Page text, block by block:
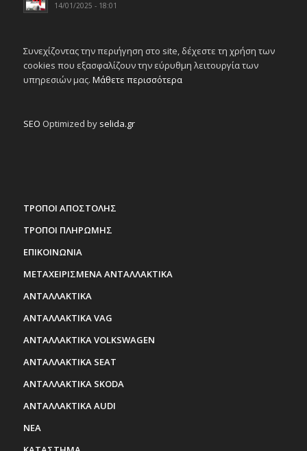
14/01/2025 - 18:01
Συνεχίζοντας την περιήγηση στο site, δέχεστε τη χρήση των
cookies που εξασφαλίζουν την εύρυθμη λειτουργία των
υπηρεσιών μας. Μάθετε περισσότερα
SEO Optimized by selida.gr
ΤΡΟΠΟΙ ΑΠΟΣΤΟΛΗΣ
ΤΡΟΠΟΙ ΠΛΗΡΩΜΗΣ
ΕΠΙΚΟΙΝΩΝΙΑ
ΜΕΤΑΧΕΙΡΙΣΜΕΝΑ ΑΝΤΑΛΛΑΚΤΙΚΑ
ΑΝΤΑΛΛΑΚΤΙΚΑ
ΑΝΤΑΛΛΑΚΤΙΚΑ VAG
ΑΝΤΑΛΛΑΚΤΙΚΑ VOLKSWAGEN
ΑΝΤΑΛΛΑΚΤΙΚΑ SEAT
ΑΝΤΑΛΛΑΚΤΙΚΑ SKODA
ΑΝΤΑΛΛΑΚΤΙΚΑ AUDI
ΝΕΑ